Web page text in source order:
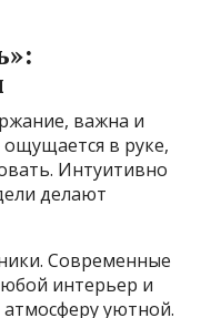
важна и
в руке,
Интуитивно
делают
Современные
интерьер и
уютной.